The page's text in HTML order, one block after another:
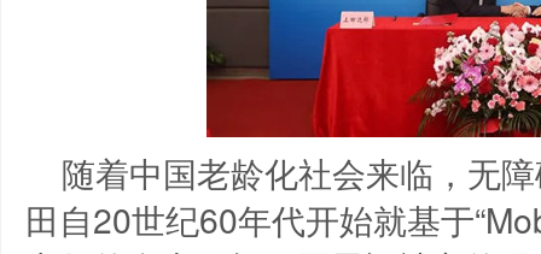
随着中国老龄化社会来临，无
田自20世纪60年代开始就基于